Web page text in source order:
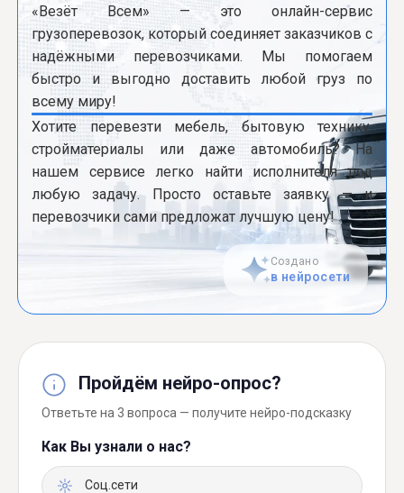
«Везёт Всем» — это онлайн-сервис
грузоперевозок, который соединяет заказчиков с
надёжными перевозчиками. Мы помогаем
быстро и выгодно доставить любой груз по
всему миру!
Хотите перевезти мебель, бытовую технику,
стройматериалы или даже автомобиль? На
нашем сервисе легко найти исполнителя под
любую задачу. Просто оставьте заявку — и
перевозчики сами предложат лучшую цену!
Создано
в нейросети
Пройдём нейро-опрос?
Ответьте на 3 вопроса — получите нейро-подсказку
Как Вы узнали о нас?
Соц.сети